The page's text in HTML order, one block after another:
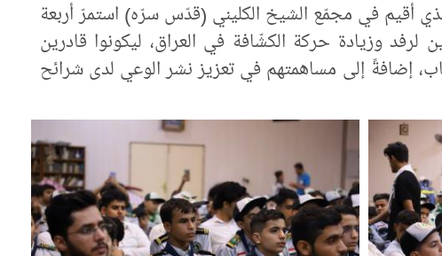
أقيم في مجمّع الشيخ الكليني (قدّس سرّه) استمرّ أربعة
لرفد وزيادة حركة الكشّافة في العراق، ليكونوا قادرين
إضافةً إلى مساهمتهم في تعزيز نشر الوعي لدى شرائح